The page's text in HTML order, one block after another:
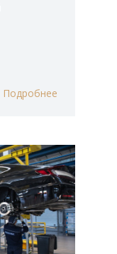
Подробнее